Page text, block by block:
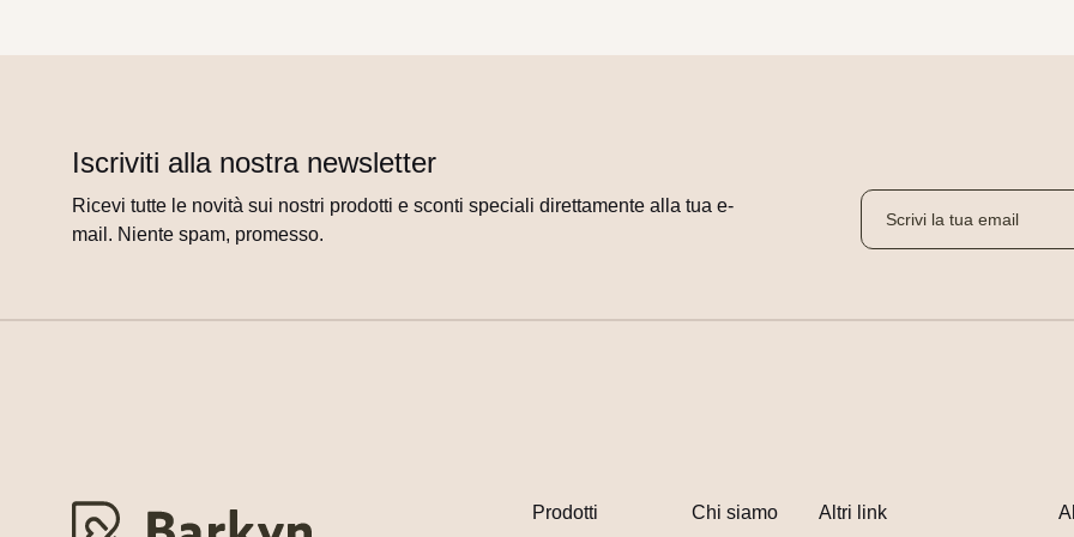
Iscriviti alla nostra newsletter
Ricevi tutte le novità sui nostri prodotti e sconti speciali direttamente alla tua e-
mail. Niente spam, promesso.
Prodotti Chi siamo Altri link